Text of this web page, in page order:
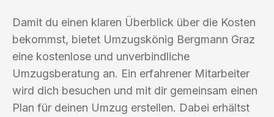
Damit du einen klaren Überblick über die Kosten
bekommst, bietet Umzugskönig Bergmann Graz
eine kostenlose und unverbindliche
Umzugsberatung an. Ein erfahrener Mitarbeiter
wird dich besuchen und mit dir gemeinsam einen
Plan für deinen Umzug erstellen. Dabei erhältst